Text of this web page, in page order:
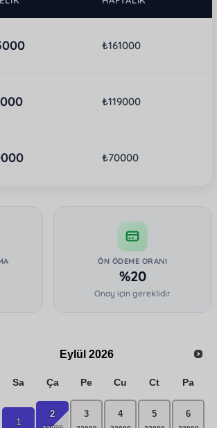
₺161000
₺119000
₺70000
ÖN ÖDEME ORANI
%20
Onay için gereklidir
Eylül 2026
Sa Ça Pe Cu Ct Pa
1
2 3 4 5 6